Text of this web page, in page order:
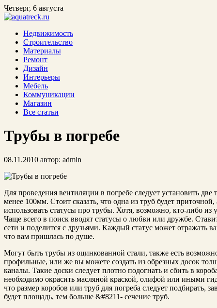
Четверг, 6 августа
Недвижимость
Строительство
Материалы
Ремонт
Дизайн
Интерьеры
Мебель
Коммуникации
Магазин
Все статьи
Трубы в погребе
08.11.2010 автор: admin
Для проведения вентиляции в погребе следует установить
менее 100мм. Стоит сказать, что одна из труб будет
использовать статусы про трубы. Хотя, возможно, кто-либо
Чаще всего в поиск вводят статусы о любви или дружбе.
сети и поделится с друзьями. Каждый статус может отражать
что вам пришлась по душе.
Могут быть трубы из оцинкованной стали, также есть
профильные, или же вы можете создать из обрезных досок
каналы. Такие доски следует плотно подогнать и сбить в
необходимо окрасить масляной краской, олифой или иными
что размер коробов или труб для погреба следует подбирать,
будет площадь, тем больше &#8211- сечение труб.